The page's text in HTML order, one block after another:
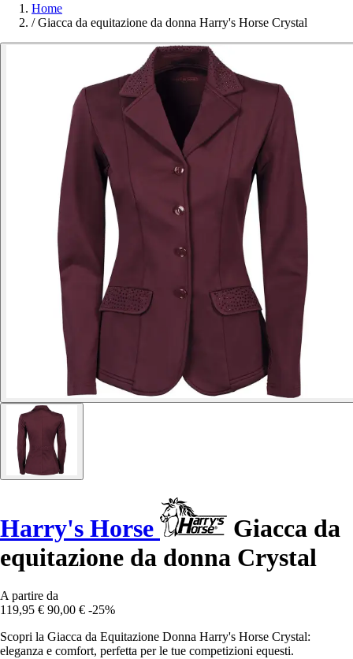
Home
/ Giacca da equitazione da donna Harry's Horse Crystal
Harry's Horse
Giacca da
equitazione da donna Crystal
A partire da
119,95 € 90,00 € -25%
Scopri la Giacca da Equitazione Donna Harry's Horse Crystal:
eleganza e comfort, perfetta per le tue competizioni equesti.